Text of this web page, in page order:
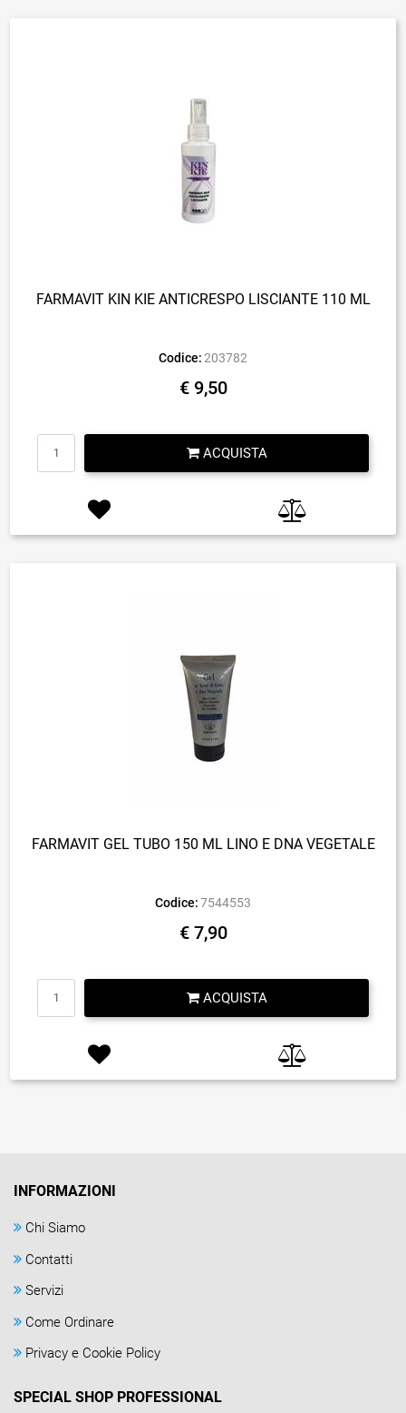
FARMAVIT KIN KIE ANTICRESPO LISCIANTE 110 ML
Codice: 203782
€ 9,50
ACQUISTA
FARMAVIT GEL TUBO 150 ML LINO E DNA VEGETALE
Codice: 7544553
€ 7,90
ACQUISTA
INFORMAZIONI
Chi Siamo
Contatti
Servizi
Come Ordinare
Privacy e Cookie Policy
SPECIAL SHOP PROFESSIONAL